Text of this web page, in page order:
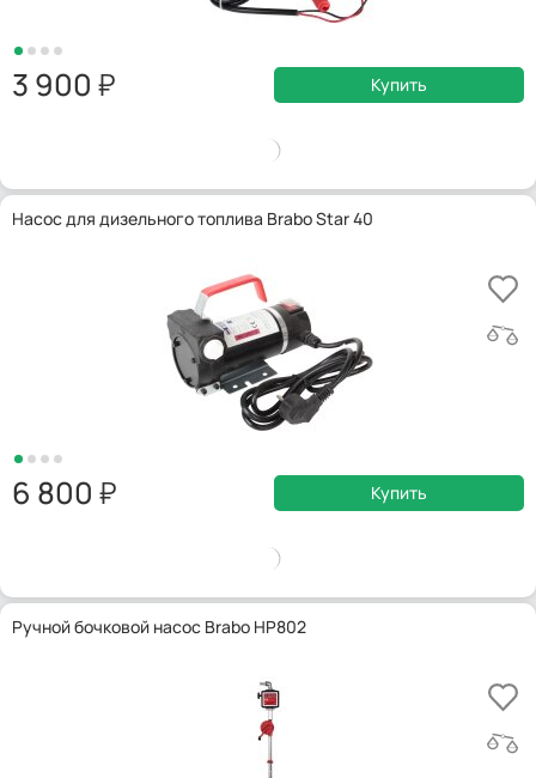
3 900 Купить
Насос для дизельного топлива Brabo Star 40
6 800 Купить
Ручной бочковой насос Brabo HP802